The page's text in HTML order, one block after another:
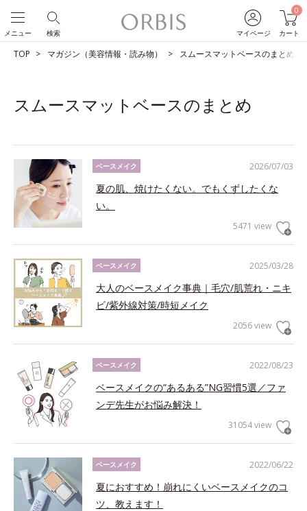
マイページ
0
カート
検索
メニュー
TOP マガジン（美容情報・読み物） スムースマットベースのまとめ
スムースマットベースのまとめ
2026/07/03
ベースメイク
夏の肌、焼けたくない。でもくずしたくな
い。
5471 view
2025/03/28
ベースメイク
大人のベースメイク事典｜毛穴/肌荒れ・ニキ
ビ/紫外線対策/時短メイク
2056 view
2022/08/23
ベースメイク
ベースメイクの“あるある”NG習慣5選／ファ
ンデ先生がお悩み解決！
31054 view
2022/06/22
ベースメイク
夏におすすめ！崩れにくいベースメイクのコ
ツ、教えます！